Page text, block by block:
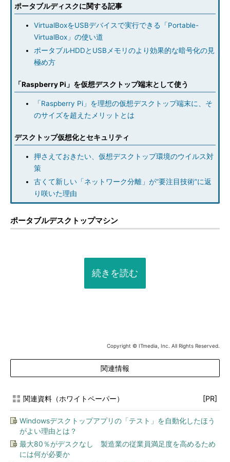
ポータブルディスクに関する記事
VirtualBoxをUSBデバイスで実行できる「Portable-
VirtualBox」の使い道
ポータブルHDDとUSBメモリのより効果的な暗号化の見
極め方
「Raspberry Pi」を仮想デスクトップ端末として使う
「Raspberry Pi」を理想の仮想デスクトップ端末に、そ
のサイズを超えたメリットとは
デスクトップ仮想化とセキュリティ
押さえておきたい、仮想デスクトップ環境のウイルス対
策
古くて新しい「ネットワーク分離」が“要注目技術”に返
り咲いた理由
ポータブルデスクトップマシン
続きを読む
Copyright © ITmedia, Inc. All Rights Reserved.
関連情報
関連資料（ホワイトペーパー） [PR]
Windowsデスクトップアプリの「テスト」を自動化したほう
がよい理由とは？
最大80％がデスクなし 製造業の従業員満足度を高めるため
には何が必要か